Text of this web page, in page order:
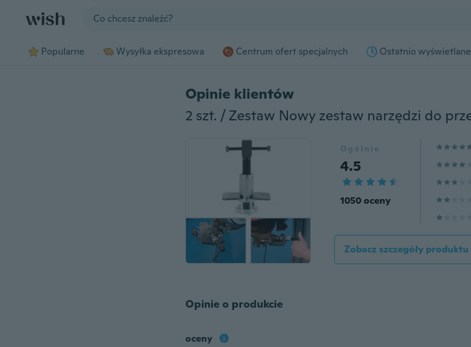
Popularne Wysyłka ekspresowa Centrum ofert specjalnych Ostatnio wyświetlane
Opinie klientów
Ogólnie
4.5
1050 oceny
Zobacz szczegóły produktu
Opinie o produkcie
oceny